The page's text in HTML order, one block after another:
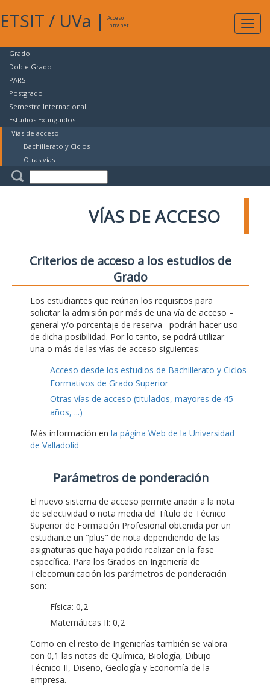
ETSIT / UVa |
Acceso
Intranet
Grado
Doble Grado
PARS
Postgrado
Semestre Internacional
Estudios Extinguidos
Vías de acceso
Bachillerato y Ciclos
Otras vías
VÍAS DE ACCESO
Criterios de acceso a los estudios de
Grado
Los estudiantes que reúnan los requisitos para
solicitar la admisión por más de una vía de acceso –
general y/o porcentaje de reserva– podrán hacer uso
de dicha posibilidad. Por lo tanto, se podrá utilizar
una o más de las vías de acceso siguientes:
Acceso desde los estudios de Bachillerato y Ciclos
Formativos de Grado Superior
Otras vías de acceso (titulados, mayores de 45
años, ...)
Más información en la página Web de la Universidad
de Valladolid
Parámetros de ponderación
El nuevo sistema de acceso permite añadir a la nota
de selectividad o nota media del Título de Técnico
Superior de Formación Profesional obtenida por un
estudiante un "plus" de nota dependiendo de las
asignaturas que haya podido realizar en la fase
específica. Para los Grados en Ingeniería de
Telecomunicación los parámetros de ponderación
son:
Física: 0,2
Matemáticas II: 0,2
Como en el resto de Ingenierías también se valora
con 0,1 las notas de Química, Biología, Dibujo
Técnico II, Diseño, Geología y Economía de la
empresa.